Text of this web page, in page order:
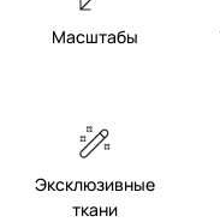
Масштабы
Эксклюзивные
ткани